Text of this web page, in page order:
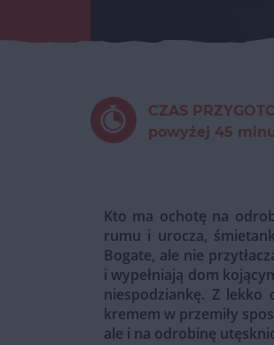
CZAS
powyżej 45
Kto ma ochotę na
rumu i urocza,
Bogate, ale nie
i wypełniają dom
niespodziankę. Z
kremem w przemiły
ale i na odrobinę